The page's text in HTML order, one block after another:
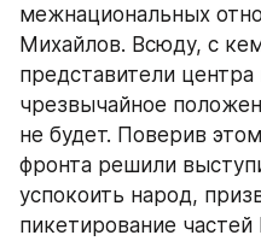
межнациональных
Михайлов. Всюду, с
представители центра
чрезвычайное
не будет. Поверив
фронта решили
успокоить народ,
пикетирование частей